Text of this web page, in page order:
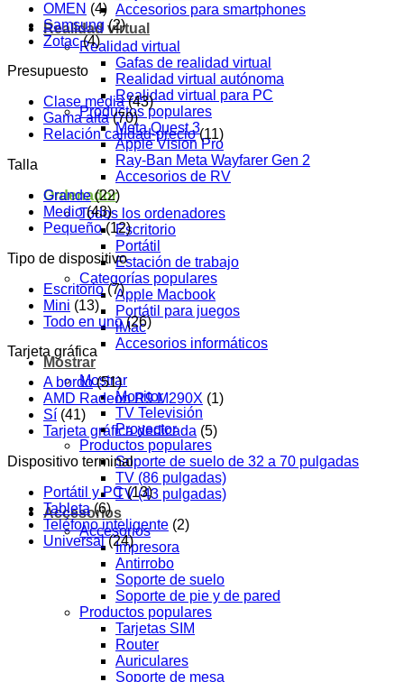
Accesorios para smartphones
Realidad virtual
Realidad virtual
Gafas de realidad virtual
Realidad virtual autónoma
Realidad virtual para PC
Productos populares
Meta Quest 3
Apple Vision Pro
Ray-Ban Meta Wayfarer Gen 2
Accesorios de RV
Ordenador
Todos los ordenadores
Escritorio
Portátil
Estación de trabajo
Categorías populares
Apple Macbook
Portátil para juegos
iMac
Accesorios informáticos
Mostrar
Mostrar
Monitor
TV Televisión
Proyector
Productos populares
Soporte de suelo de 32 a 70 pulgadas
TV (86 pulgadas)
TV (43 pulgadas)
Accesorios
Accesorios
Impresora
Antirrobo
Soporte de suelo
Soporte de pie y de pared
Productos populares
Tarjetas SIM
Router
Auriculares
Soporte de mesa
OMEN (4)
Samsung (2)
Zotac (4)
Presupuesto
Clase media (43)
Gama alta (70)
Relación calidad-precio (11)
Talla
Grande (22)
Medio (43)
Pequeño (12)
Tipo de dispositivo
Escritorio (7)
Mini (13)
Todo en uno (26)
Tarjeta gráfica
A bordo (51)
AMD Radeon R9 M290X (1)
Sí (41)
Tarjeta gráfica dedicada (5)
Dispositivo terminal
Portátil y PC (13)
Tableta (6)
Teléfono inteligente (2)
Universal (24)